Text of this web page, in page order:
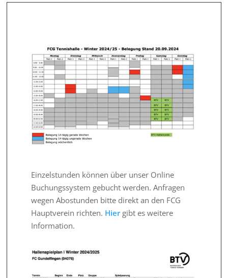
Einzelstunden können über unser Online
Buchungssystem gebucht werden. Anfragen
wegen Abostunden bitte direkt an den FCG
Hauptverein richten. Hiergibt es weitere
Information.